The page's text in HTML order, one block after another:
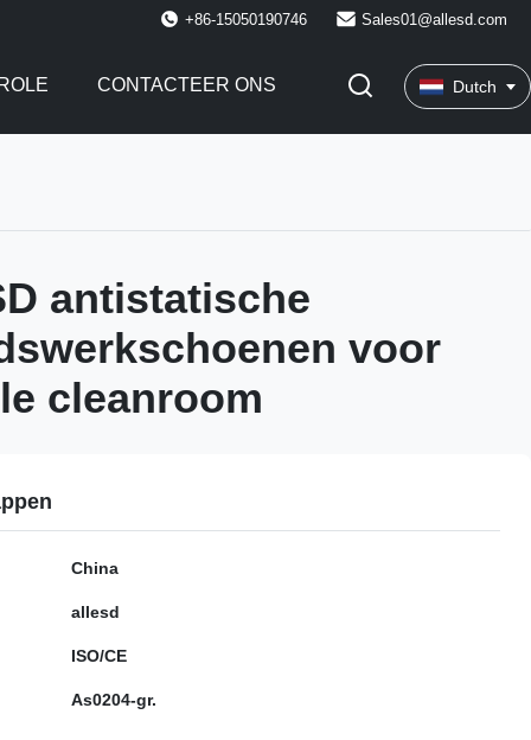
+86-15050190746 Sales01@allesd.com
CONTACTEER ONS Dutch
antistatische
voor
cleanroom
China
allesd
ISO/CE
As0204-gr.